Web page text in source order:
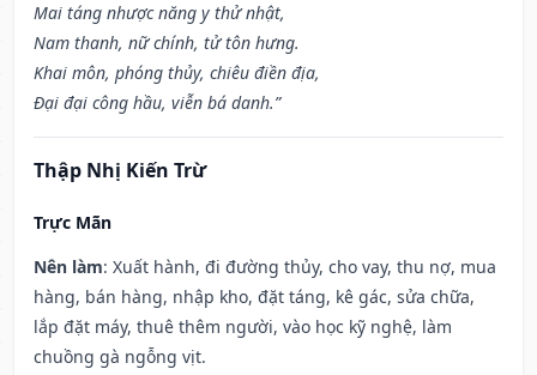
Mai táng nhược năng y thử nhật,
Nam thanh, nữ chính, tử tôn hưng.
Khai môn, phóng thủy, chiêu điền địa,
Đại đại công hầu, viễn bá danh.”
Thập Nhị Kiến Trừ
Trực Mãn
Nên làm: Xuất hành, đi đường thủy, cho vay, thu nợ, mua
hàng, bán hàng, nhập kho, đặt táng, kê gác, sửa chữa,
lắp đặt máy, thuê thêm người, vào học kỹ nghệ, làm
chuồng gà ngỗng vịt.